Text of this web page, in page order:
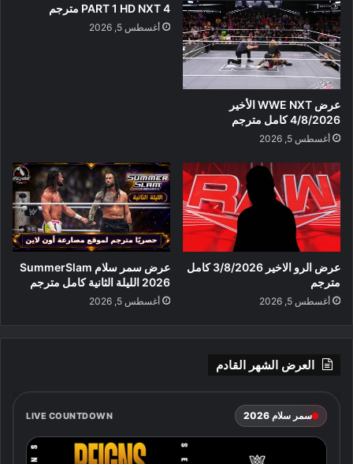
عرض WWE NXT الأخير
4/8/2026 كامل مترجم
أغسطس 5, 2026
PART 1 HD NXT 4 مترجم
أغسطس 5, 2026
عرض الرو الاخير 3/8/2026 كامل
مترجم
أغسطس 5, 2026
عرض سمر سلام SummerSlam
2026 الليلة الثانية كامل مترجم
أغسطس 5, 2026
العرض الشهر القادم
سمر سلام 2026 LIVE COUNTDOWN